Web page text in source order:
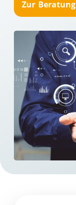
Zur Beratung